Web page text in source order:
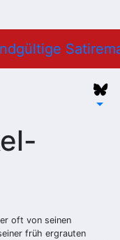
oft von seinen
früh ergrauten